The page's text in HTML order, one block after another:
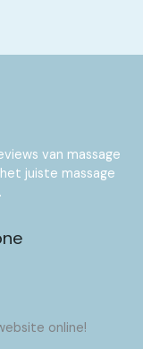
van massage
juiste massage
online!